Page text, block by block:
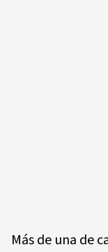
Más de una de